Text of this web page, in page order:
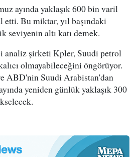
ayında yaklaşık 600 bin varil
Bu miktar, yıl başındaki
seviyenin altı katı demek.
analiz şirketi Kpler, Suudi petrol
olmayabileceğini öngörüyor.
ABD'nin Suudi Arabistan'dan
yeniden günlük yaklaşık 300